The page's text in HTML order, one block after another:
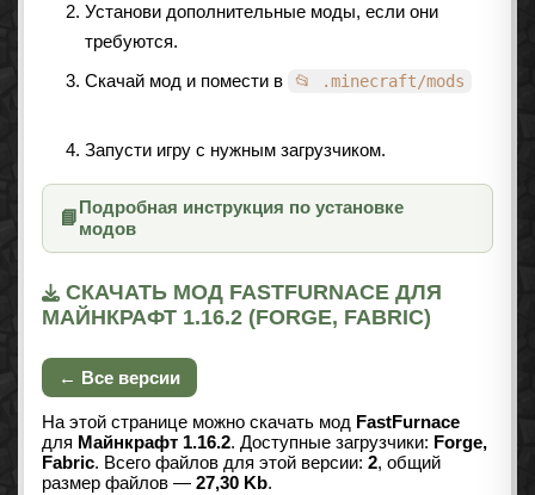
Установи дополнительные моды, если они
требуются.
Скачай мод и помести в
📂 .minecraft/mods
Запусти игру с нужным загрузчиком.
📘
Подробная инструкция по установке
модов
СКАЧАТЬ МОД FASTFURNACE ДЛЯ
МАЙНКРАФТ 1.16.2 (FORGE, FABRIC)
← Все версии
На этой странице можно скачать мод FastFurnace
для Майнкрафт 1.16.2. Доступные загрузчики: Forge,
Fabric. Всего файлов для этой версии: 2, общий
размер файлов — 27,30 Kb.